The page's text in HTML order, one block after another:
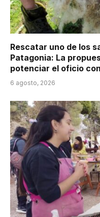
Rescatar uno de los
Patagonia: La
potenciar el oficio
6 agosto, 2026